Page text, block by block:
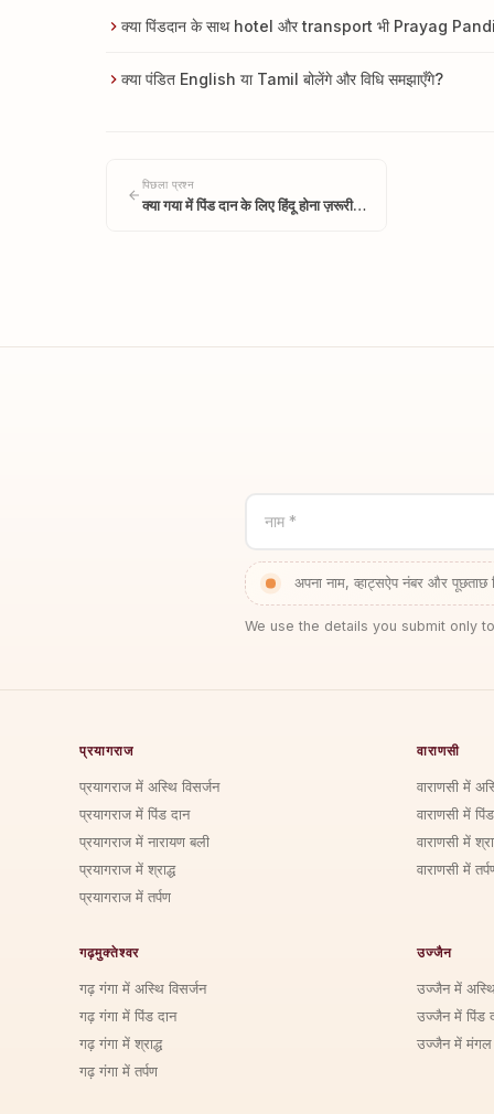
क्या पिंडदान के साथ hotel और transport भी Prayag
क्या पंडित English या Tamil बोलेंगे और विधि समझाएँगे?
पिछला प्रश्न
क्या गया में पिंड दान के लिए हिंदू होना ज़रूरी…
नाम *
अपना नाम, व्हाट्सऐप नंबर और
We use the details you submit only
प्रयागराज
प्रयागराज में अस्थि विसर्जन
प्रयागराज में पिंड दान
प्रयागराज में नारायण बली
प्रयागराज में श्राद्ध
प्रयागराज में तर्पण
वाराणसी
वाराणसी में
वाराणसी में
वाराणसी में
वाराणसी में
गढ़मुक्तेश्वर
गढ़ गंगा में अस्थि विसर्जन
गढ़ गंगा में पिंड दान
गढ़ गंगा में श्राद्ध
गढ़ गंगा में तर्पण
उज्जैन
उज्जैन में अस्थि
उज्जैन में पिंड
उज्जैन में मंगल